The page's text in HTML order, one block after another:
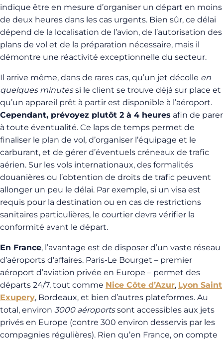
indique être en mesure d’organiser un départ en moins
de deux heures dans les cas urgents. Bien sûr, ce délai
dépend de la localisation de l’avion, de l’autorisation des
plans de vol et de la préparation nécessaire, mais il
démontre une réactivité exceptionnelle du secteur.
Il arrive même, dans de rares cas, qu’un jet décolle en
quelques minutessi le client se trouve déjà sur place et
qu’un appareil prêt à partir est disponible à l’aéroport.
Cependant, prévoyez plutôt 2 à 4 heures afin de parer
à toute éventualité. Ce laps de temps permet de
finaliser le plan de vol, d’organiser l’équipage et le
carburant, et de gérer d’éventuels créneaux de trafic
aérien. Sur les vols internationaux, des formalités
douanières ou l’obtention de droits de trafic peuvent
allonger un peu le délai. Par exemple, si un visa est
requis pour la destination ou en cas de restrictions
sanitaires particulières, le courtier devra vérifier la
conformité avant le départ.
En France, l’avantage est de disposer d’un vaste réseau
d’aéroports d’affaires. Paris-Le Bourget – premier
aéroport d’aviation privée en Europe – permet des
départs 24/7, tout comme Nice Côte d’Azur, Lyon Saint
Exupery, Bordeaux, et bien d’autres plateformes. Au
total, environ 3000 aéroportssont accessibles aux jets
privés en Europe (contre 300 environ desservis par les
compagnies régulières). Rien qu’en France, on compte